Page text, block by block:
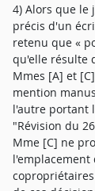
4) Alors que le
précis d'un
retenu que «
qu'elle résulte
Mmes [A] et
mention
l'autre portant
"Révision du
Mme [C] ne
l'emplacement